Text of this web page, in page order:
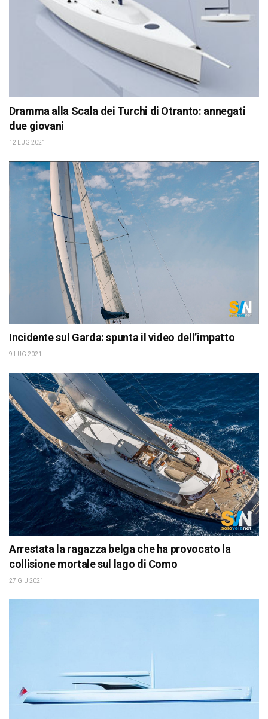
Dramma alla Scala dei Turchi di Otranto: annegati
due giovani
12 LUG 2021
Incidente sul Garda: spunta il video dell’impatto
9 LUG 2021
Arrestata la ragazza belga che ha provocato la
collisione mortale sul lago di Como
27 GIU 2021